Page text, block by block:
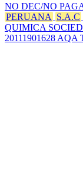
NO DEC/NO
PERUANA
S.A.C
QUIMICA
20111901628 AQA